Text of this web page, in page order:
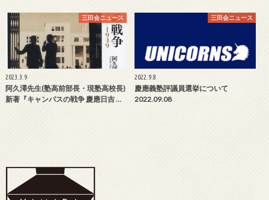
三田会ニュース
2023.3.9
阿久澤先生(塾高前部長・現塾高校長)
新著『キャンパスの戦争 慶應日吉 …
三田会ニュース
2022.9.8
慶應義塾評議員選挙について
2022.09.08